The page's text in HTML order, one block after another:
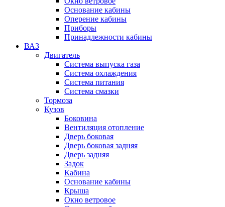
Основание кабины
Оперение кабины
Приборы
Принадлежности кабины
ВАЗ
Двигатель
Система выпуска газа
Система охлаждения
Система питания
Система смазки
Тормоза
Кузов
Боковина
Вентиляция отопление
Дверь боковая
Дверь боковая задняя
Дверь задняя
Задок
Кабина
Основание кабины
Крыша
Окно ветровое